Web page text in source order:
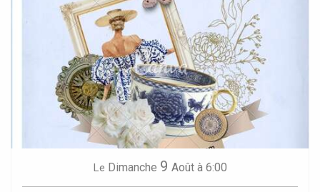
Le Dimanche 9 Août à 6:00